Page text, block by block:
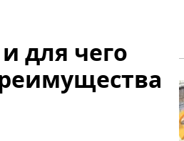
для чего